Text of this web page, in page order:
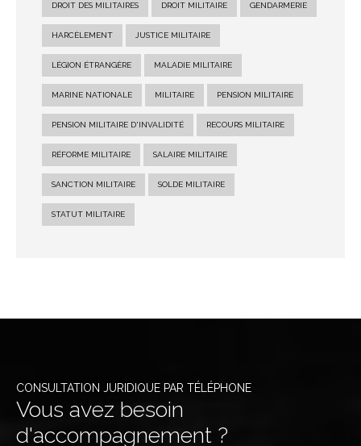
DROIT DES MILITAIRES DROIT MILITAIRE GENDARMERIE
HARCÈLEMENT JUSTICE MILITAIRE
LÉGION ÉTRANGÈRE MALADIE MILITAIRE
MARINE NATIONALE MILITAIRE PENSION MILITAIRE
PENSION MILITAIRE D'INVALIDITÉ RECOURS MILITAIRE
RÉFORME MILITAIRE SALAIRE MILITAIRE
SANCTION MILITAIRE SOLDE MILITAIRE
STATUT MILITAIRE
CONSULTATION JURIDIQUE PAR TÉLÉPHONE
Vous avez besoin
d'accompagnement ?